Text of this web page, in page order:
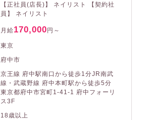
【正社員(店長)】 ネイリスト 【契約社
員】 ネイリスト
月給170,000円～
東京
府中市
京王線 府中駅南口から徒歩1分JR南武
線・武蔵野線 府中本町駅から徒歩5分
東京都府中市宮町1-41-1 府中フォーリ
ス3F
18歳以上